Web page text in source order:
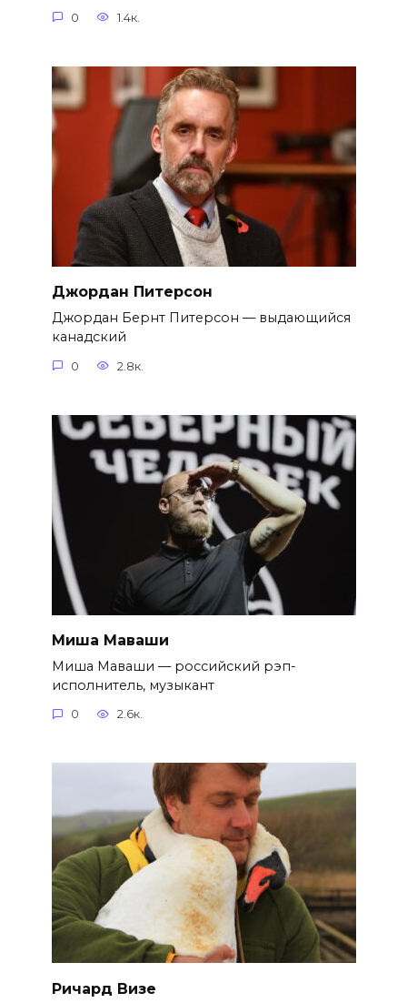
0 1.4к.
Джордан Питерсон
Джордан Бернт Питерсон — выдающийся
канадский
0 2.8к.
Миша Маваши
Миша Маваши — российский рэп-
исполнитель, музыкант
0 2.6к.
Ричард Визе